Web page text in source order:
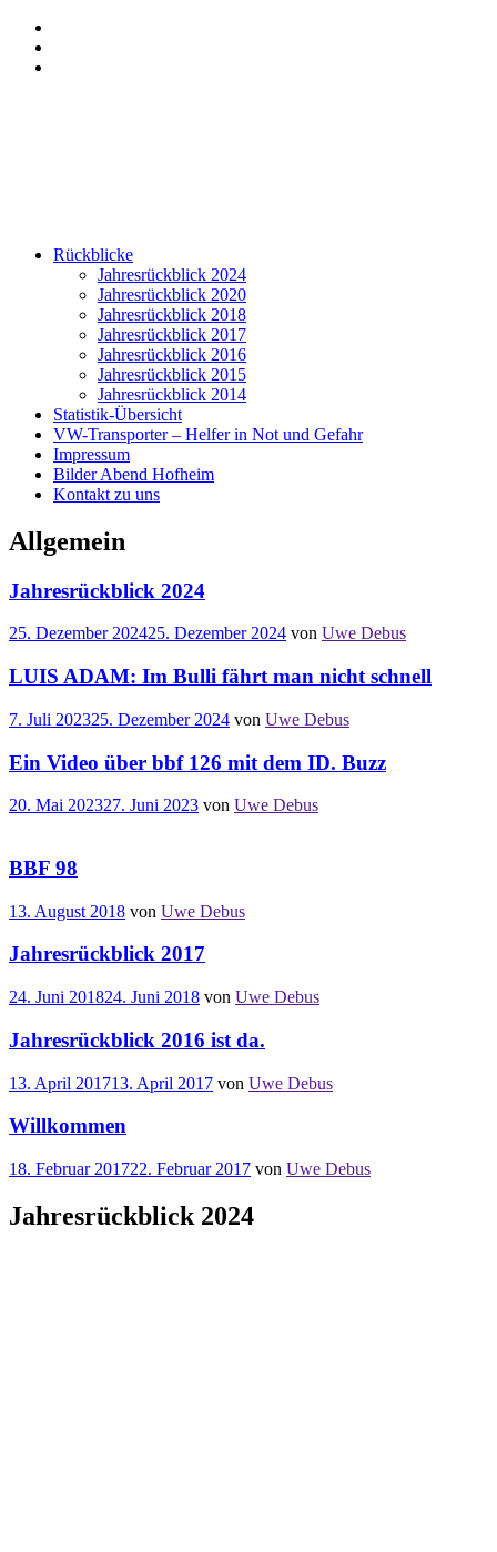
Zum
Inhalt
springen
Rückblicke
Jahresrückblick 2024
Jahresrückblick 2020
Jahresrückblick 2018
Jahresrückblick 2017
Jahresrückblick 2016
Jahresrückblick 2015
Jahresrückblick 2014
Statistik-Übersicht
VW-Transporter – Helfer in Not und Gefahr
Impressum
Bilder Abend Hofheim
Kontakt zu uns
Allgemein
Jahresrückblick 2024
25. Dezember 202425. Dezember 2024 von Uwe Debus
LUIS ADAM: Im Bulli fährt man nicht schnell
7. Juli 202325. Dezember 2024 von Uwe Debus
Ein Video über bbf 126 mit dem ID. Buzz
20. Mai 202327. Juni 2023 von Uwe Debus
BBF 98
13. August 2018 von Uwe Debus
Jahresrückblick 2017
24. Juni 201824. Juni 2018 von Uwe Debus
Jahresrückblick 2016 ist da.
13. April 201713. April 2017 von Uwe Debus
Willkommen
18. Februar 201722. Februar 2017 von Uwe Debus
Jahresrückblick 2024